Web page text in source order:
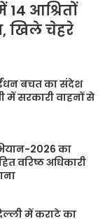
14 आश्रितों
खिले चेहरे
बचत का संदेश
सरकारी वाहनों से
2026 का
वरिष्ठ अधिकारी
में कराटे का